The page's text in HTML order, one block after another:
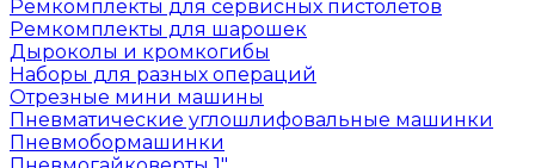
Ремкомплекты для сервисных пистолетов
Ремкомплекты для шарошек
Дыроколы и кромкогибы
Наборы для разных операций
Отрезные мини машины
Пневматические углошлифовальные машинки
Пневмобормашинки